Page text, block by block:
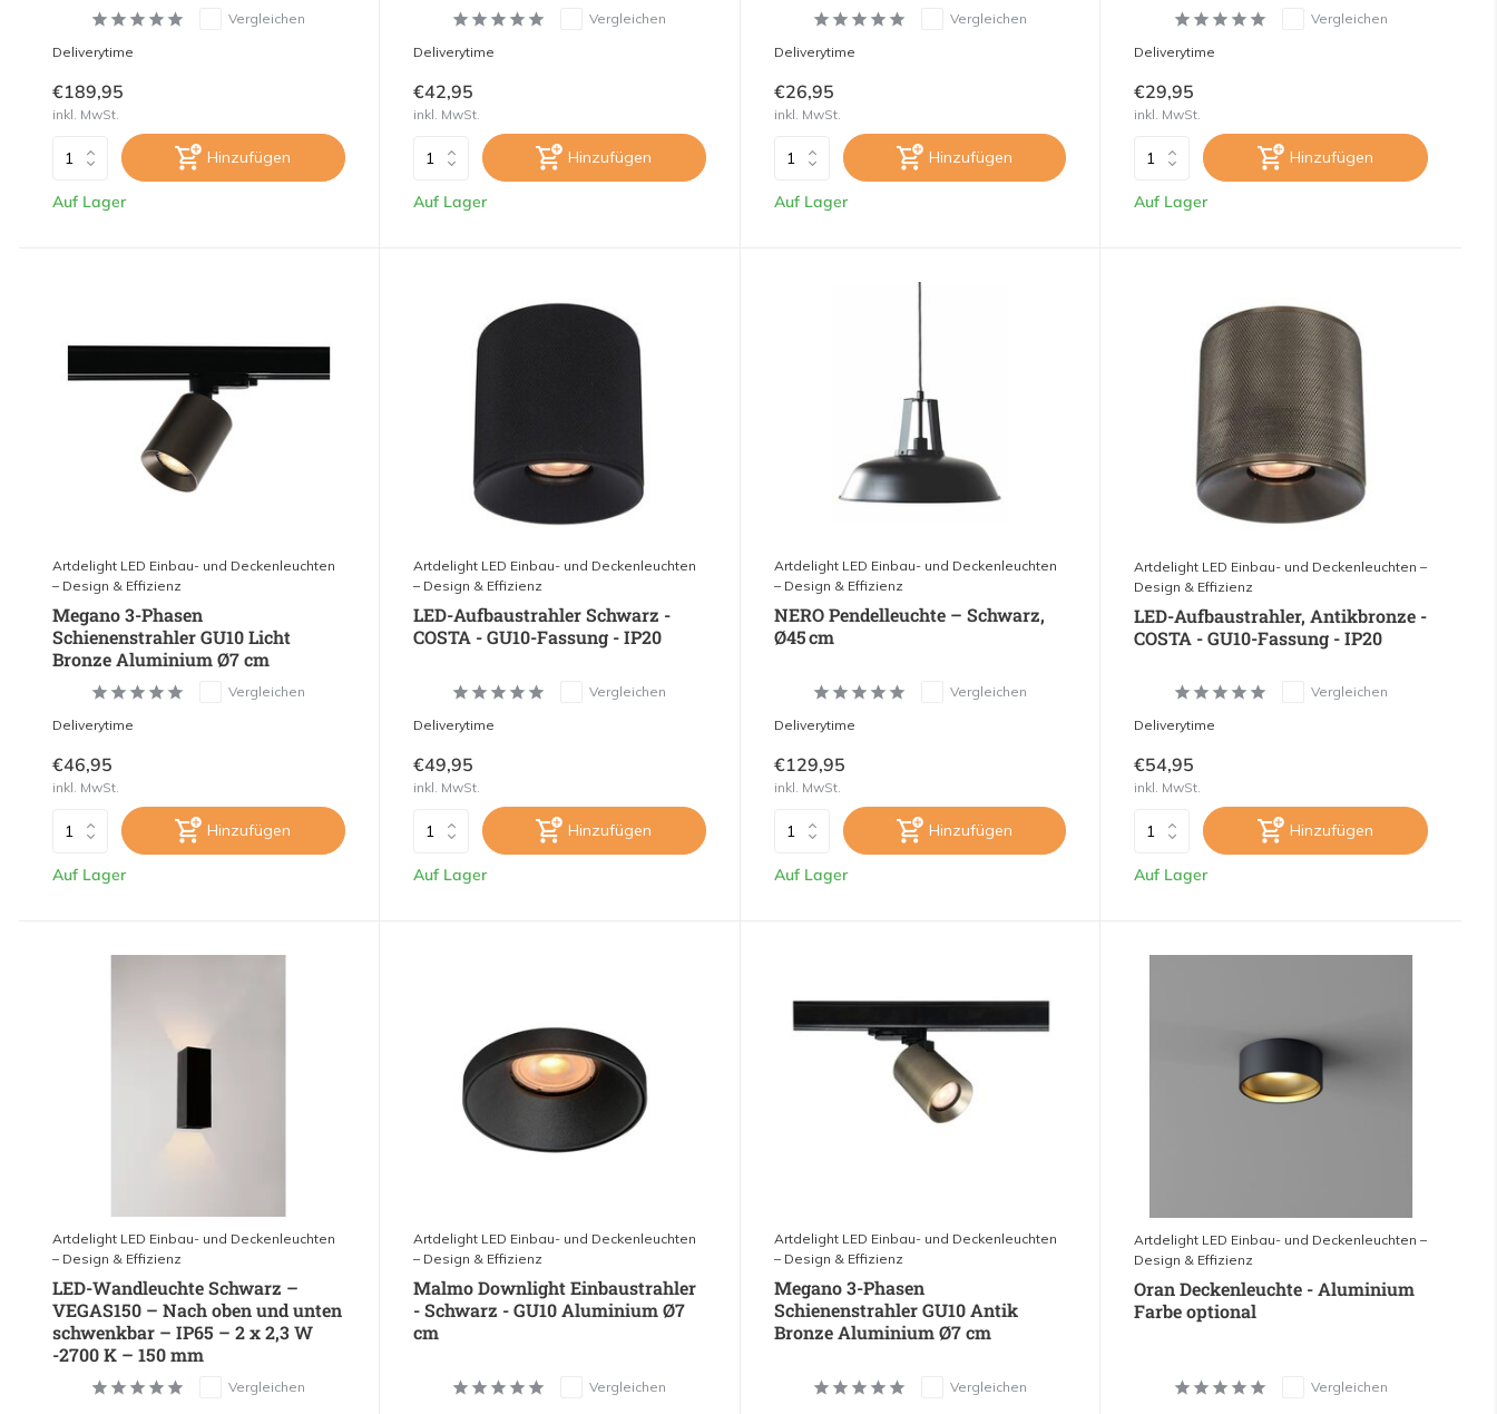
Vergleichen
Deliverytime
€189,95
inkl. MwSt.
Hinzufügen
Auf Lager
Vergleichen
Deliverytime
€42,95
inkl. MwSt.
Hinzufügen
Auf Lager
Vergleichen
Deliverytime
€26,95
inkl. MwSt.
Hinzufügen
Auf Lager
Vergleichen
Deliverytime
€29,95
inkl. MwSt.
Hinzufügen
Auf Lager
Artdelight LED Einbau- und Deckenleuchten
– Design & Effizienz
Megano 3-Phasen
Schienenstrahler GU10 Licht
Bronze Aluminium Ø7 cm
Vergleichen
Deliverytime
€46,95
inkl. MwSt.
Hinzufügen
Auf Lager
Artdelight LED Einbau- und Deckenleuchten
– Design & Effizienz
LED-Aufbaustrahler Schwarz -
COSTA - GU10-Fassung - IP20
Vergleichen
Deliverytime
€49,95
inkl. MwSt.
Hinzufügen
Auf Lager
Artdelight LED Einbau- und Deckenleuchten
– Design & Effizienz
NERO Pendelleuchte – Schwarz,
Ø45 cm
Vergleichen
Deliverytime
€129,95
inkl. MwSt.
Hinzufügen
Auf Lager
Artdelight LED Einbau- und Deckenleuchten –
Design & Effizienz
LED-Aufbaustrahler, Antikbronze -
COSTA - GU10-Fassung - IP20
Vergleichen
Deliverytime
€54,95
inkl. MwSt.
Hinzufügen
Auf Lager
Artdelight LED Einbau- und Deckenleuchten
– Design & Effizienz
LED-Wandleuchte Schwarz –
VEGAS150 – Nach oben und unten
schwenkbar – IP65 – 2 x 2,3 W
-2700 K – 150 mm
Vergleichen
Artdelight LED Einbau- und Deckenleuchten
– Design & Effizienz
Malmo Downlight Einbaustrahler
- Schwarz - GU10 Aluminium Ø7
cm
Vergleichen
Artdelight LED Einbau- und Deckenleuchten
– Design & Effizienz
Megano 3-Phasen
Schienenstrahler GU10 Antik
Bronze Aluminium Ø7 cm
Vergleichen
Artdelight LED Einbau- und Deckenleuchten –
Design & Effizienz
Oran Deckenleuchte - Aluminium
Farbe optional
Vergleichen